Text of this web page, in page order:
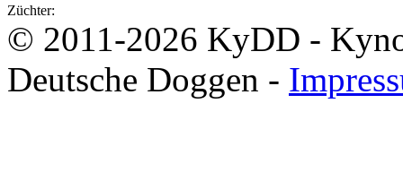
Züchter:
© 2011-2026 KyDD -
Deutsche Doggen -